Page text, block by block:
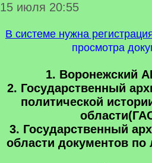
15 июля 20:55
В системе нужна
просмотра
1. Воронежский
2. Государственный
политической
3. Государственный
области документов по